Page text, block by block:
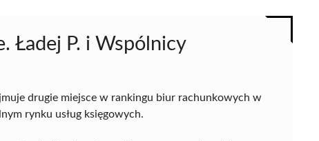
Ładej P. i Wspólnicy
drugie miejsce w rankingu biur rachunkowych w
rynku usług księgowych.